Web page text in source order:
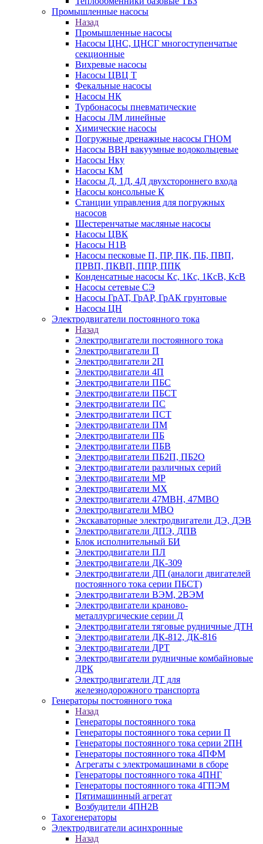
Промышленные насосы
Назад
Промышленные насосы
Насосы ЦНС, ЦНСГ многоступенчатые
секционные
Вихревые насосы
Насосы ЦВЦ Т
Фекальные насосы
Насосы НК
Турбонасосы пневматические
Насосы ЛМ линейные
Химические насосы
Погружные дренажные насосы ГНОМ
Насосы ВВН вакуумные водокольцевые
Насосы Нку
Насосы КМ
Насосы Д, 1Д, 4Д двухстороннего входа
Насосы консольные К
Станции управления для погружных
насосов
Шестеренчатые масляные насосы
Насосы ЦВК
Насосы Н1В
Насосы песковые П, ПР, ПК, ПБ, ПВП,
ПРВП, ПКВП, ППР, ППК
Конденсатные насосы Кс, 1Кс, 1КсВ, КсВ
Насосы сетевые СЭ
Насосы ГрАТ, ГрАР, ГрАК грунтовые
Насосы ЦН
Электродвигатели постоянного тока
Назад
Электродвигатели постоянного тока
Электродвигатели П
Электродвигатели 2П
Электродвигатели 4П
Электродвигатели ПБС
Электродвигатели ПБСТ
Электродвигатели ПС
Электродвигатели ПСТ
Электродвигатели ПМ
Электродвигатели ПБ
Электродвигатели ПБВ
Электродвигатели ПБ2П, ПБ2О
Электродвигатели различных серий
Электродвигатели МР
Электродвигатели MX
Электродвигатели 47MBH, 47МВО
Электродвигатели MBO
Экскаваторные электродвигатели ДЭ, ДЭВ
Электродвигатели ДПЭ, ДПВ
Блок исполнительный БИ
Электродвигатели ПЛ
Электродвигатели ДК-309
Электродвигатели ДП (аналоги двигателей
постоянного тока серии ПБСТ)
Электродвигатели ВЭМ, 2ВЭМ
Электродвигатели краново-
металлургические серии Д
Электродвигатели тяговые рудничные ДТН
Электродвигатели ДК-812, ДК-816
Электродвигатели ДРТ
Электродвигатели рудничные комбайновые
ДРК
Электродвигатели ДТ для
железнодорожного транспорта
Генераторы постоянного тока
Назад
Генераторы постоянного тока
Генераторы постоянного тока серии П
Генераторы постоянного тока серии 2ПН
Генераторы постоянного тока 4ПФМ
Агрегаты с электромашинами в сборе
Генераторы постоянного тока 4ПНГ
Генераторы постоянного тока 4ГПЭМ
Пятимашинный агрегат
Возбудители 4ПН2В
Тахогенераторы
Электродвигатели асинхронные
Назад